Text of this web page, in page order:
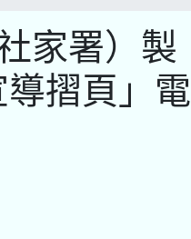
家署）製
摺頁」電